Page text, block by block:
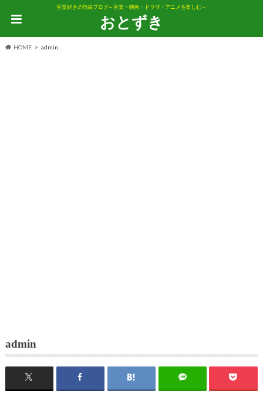
音楽好きの自由ブログ～音楽・映画・ドラマ・アニメを楽しむ～
おとずき
HOME admin
admin